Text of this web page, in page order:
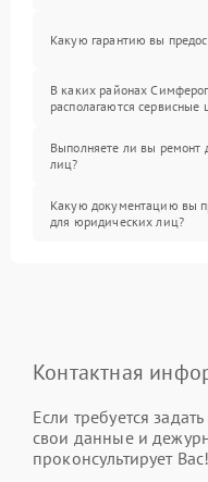
Какую гарантию вы
В каких районах
располагаются сервисные
Выполняете ли вы ремонт
лиц?
Какую документацию вы
для юридических лиц?
Контактная
Если требуется
свои данные и
проконсультирует Вас!